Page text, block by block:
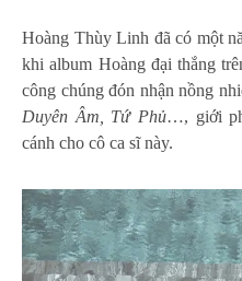
Hoàng Thùy Linh đã có một
khi album Hoàng đại thắng
công chúng đón nhận nồng
Duyên Âm, Tứ Phủ…, giới
cánh cho cô ca sĩ này.